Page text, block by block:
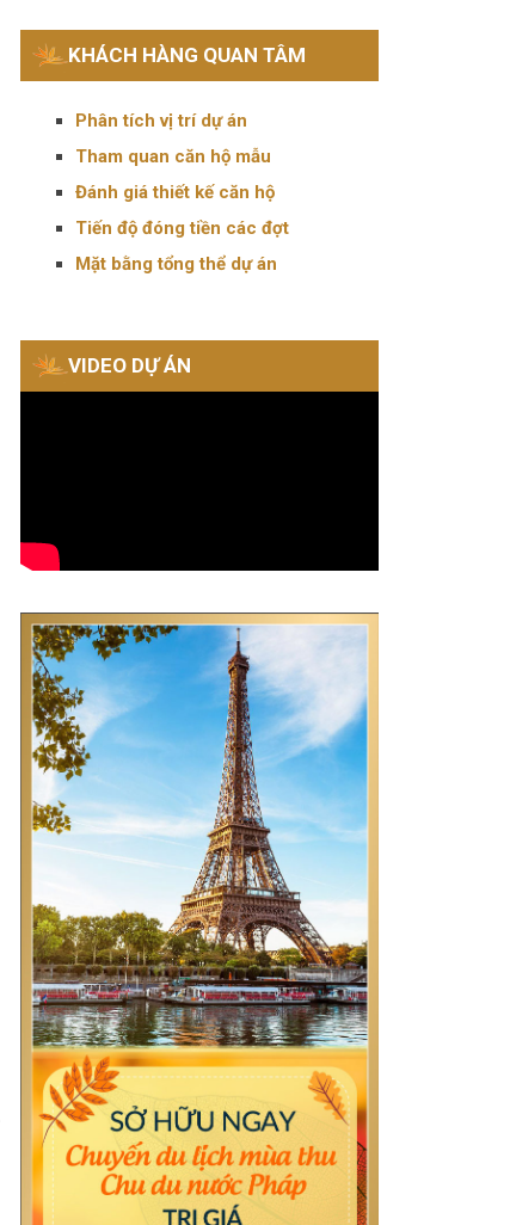
KHÁCH HÀNG QUAN TÂM
Phân tích vị trí dự án
Tham quan căn hộ mẫu
Đánh giá thiết kế căn hộ
Tiến độ đóng tiền các đợt
Mặt bằng tổng thể dự án
VIDEO DỰ ÁN